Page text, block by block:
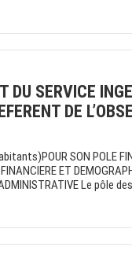
DU SERVICE
DE
SON POLE
ET
Le pôle